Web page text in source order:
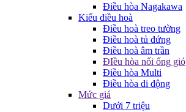
Điều hòa Nagakawa
Kiểu điều hoà
Điều hoà treo tường
Điều hoà tủ đứng
Điều hoà âm trần
ĐIều hòa nối ống gió
Điều hòa Multi
Điều hòa di động
Mức giá
Dưới 7 triệu